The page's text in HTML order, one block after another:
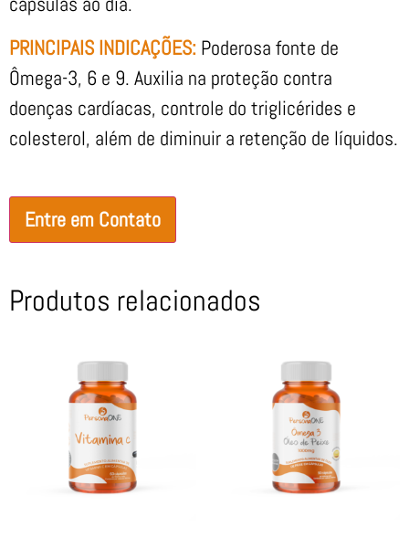
PRINCIPAIS INDICAÇÕES: Poderosa fonte de
Ômega-3, 6 e 9. Auxilia na proteção contra
doenças cardíacas, controle do triglicérides e
colesterol, além de diminuir a retenção de líquidos.
Entre em Contato
Produtos relacionados